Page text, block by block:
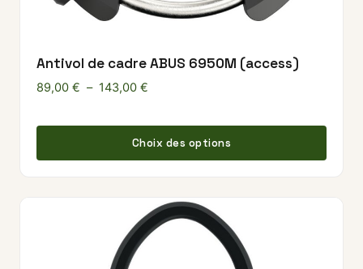
Antivol de cadre ABUS 6950M (access)
89,00 € – 143,00 €
Choix des options
Ce